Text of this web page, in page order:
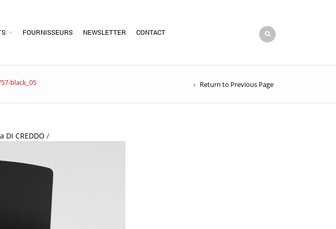
FOURNISSEURS NEWSLETTER CONTACT
black_05 Return to Previous Page
DI CREDDO /